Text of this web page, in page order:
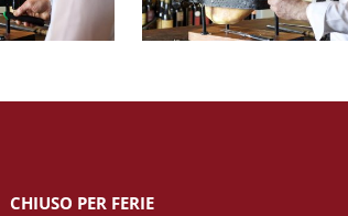
CHIUSO PER FERIE